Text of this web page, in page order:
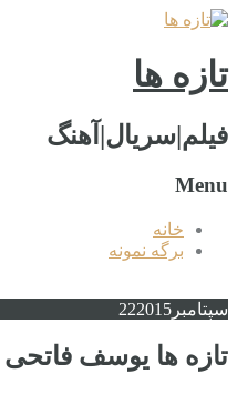
تازه ها
فیلم|سریال|آهنگ
Menu
خانه
برگه نمونه
سپتامبر 222015
تازه ها یوسف فاتحی